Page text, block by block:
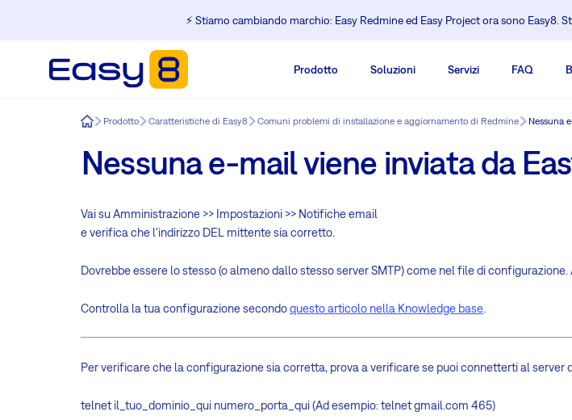
⚡️ Stiamo cambiando marchio: Easy Redmine ed Easy Project ora sono Easy8.
Prodotto Soluzioni Servizi FAQ
Easy8Prodotto Caratteristiche di Easy8 Comuni problemi di installazione e aggiornamento di Redmine Nessuna
Nessuna e-mail viene inviata da
Vai su Amministrazione >> Impostazioni >> Notifiche email
e verifica che l'indirizzo DEL mittente sia corretto.
Dovrebbe essere lo stesso (o almeno dallo stesso server SMTP) come nel file di
Controlla la tua configurazione secondoquesto articolo nella Knowledge base.
Per verificare che la configurazione sia corretta, prova a verificare se puoi connetterti al server
telnet il_tuo_dominio_qui numero_porta_qui (Ad esempio: telnet gmail.com 465)